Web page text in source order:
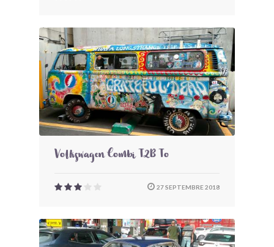
Volkswagen Combi T2B To
27 SEPTEMBRE 2018